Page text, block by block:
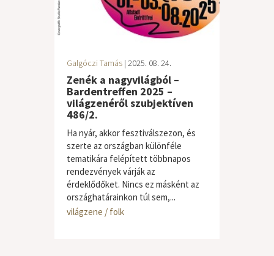
Galgóczi Tamás | 2025. 08. 24.
Zenék a nagyvilágból –
Bardentreffen 2025 –
világzenéről szubjektíven
486/2.
Ha nyár, akkor fesztiválszezon, és
szerte az országban különféle
tematikára felépített többnapos
rendezvények várják az
érdeklődőket. Nincs ez másként az
országhatárainkon túl sem,...
világzene / folk